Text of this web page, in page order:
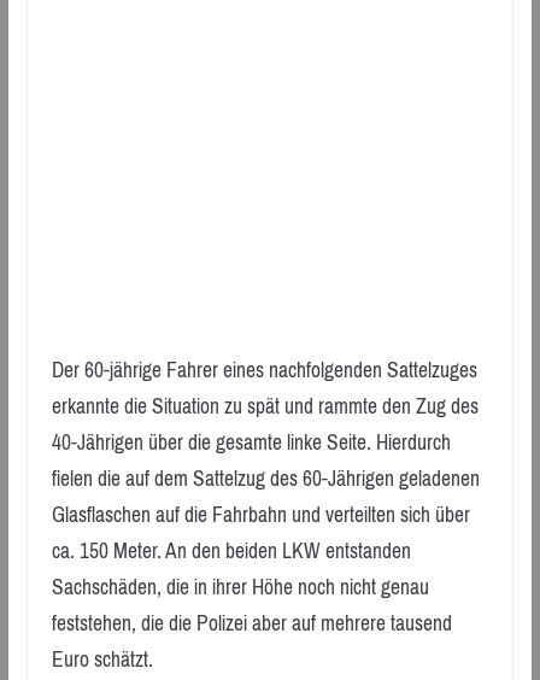
Der 60-jährige Fahrer eines nachfolgenden Sattelzuges
erkannte die Situation zu spät und rammte den Zug des
40-Jährigen über die gesamte linke Seite. Hierdurch
fielen die auf dem Sattelzug des 60-Jährigen geladenen
Glasflaschen auf die Fahrbahn und verteilten sich über
ca. 150 Meter. An den beiden LKW entstanden
Sachschäden, die in ihrer Höhe noch nicht genau
feststehen, die die Polizei aber auf mehrere tausend
Euro schätzt.